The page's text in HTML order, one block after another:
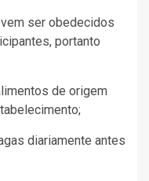
ser obedecidos
portanto
de origem
diariamente antes